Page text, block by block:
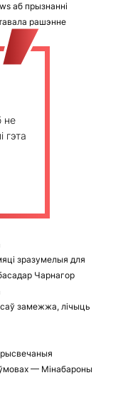
аб прызнанні
рашэнне
не
гэта
зразумелыя для
Чарнагор
замежжа, лічыць
— Мінабароны